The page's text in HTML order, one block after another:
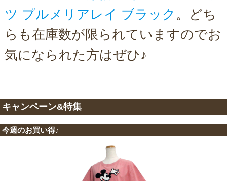
ツ プルメリアレイ ブラック 。どち
らも在庫数が限られていますのでお
気になられた方はぜひ♪
キャンペーン&特集
今週のお買い得♪